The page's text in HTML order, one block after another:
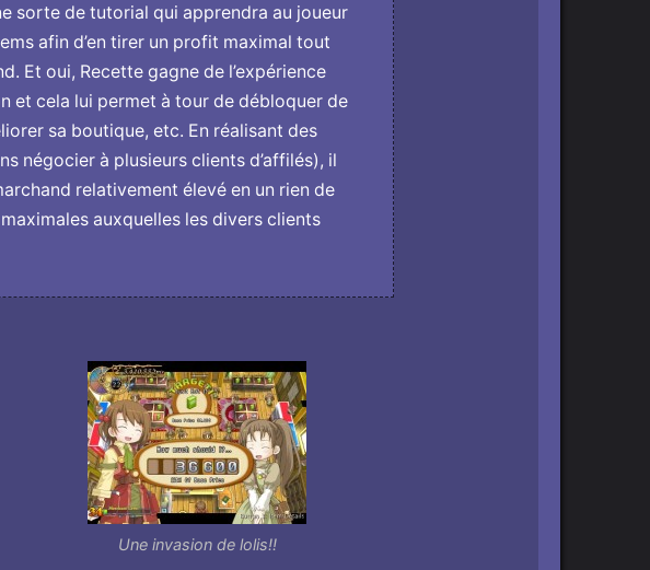
sorte de tutorial qui apprendra au joueur
afin d’en tirer un profit maximal tout
Et oui, Recette gagne de l’expérience
et cela lui permet à tour de débloquer de
sa boutique, etc. En réalisant des
négocier à plusieurs clients d’affilés), il
relativement élevé en un rien de
auxquelles les divers clients
Une invasion de lolis!!